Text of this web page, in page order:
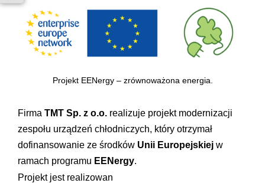
Projekt EENergy – zrównoważona energia.
Firma TMT Sp. z o.o. realizuje projekt modernizacji
zespołu urządzeń chłodniczych, który otrzymał
dofinansowanie ze środków Unii Europejskiej w
ramach programu EENergy.
Projekt jest realizowan